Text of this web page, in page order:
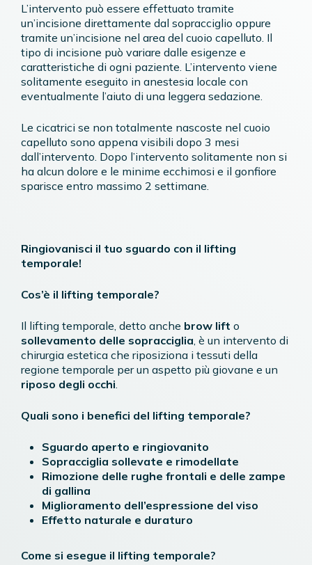
L’intervento può essere effettuato tramite
un’incisione direttamente dal sopracciglio oppure
tramite un’incisione nel area del cuoio capelluto. Il
tipo di incisione può variare dalle esigenze e
caratteristiche di ogni paziente. L’intervento viene
solitamente eseguito in anestesia locale con
eventualmente l’aiuto di una leggera sedazione.
Le cicatrici se non totalmente nascoste nel cuoio
capelluto sono appena visibili dopo 3 mesi
dall’intervento. Dopo l’intervento solitamente non si
ha alcun dolore e le minime ecchimosi e il gonfiore
sparisce entro massimo 2 settimane.
Ringiovanisci il tuo sguardo con il lifting
temporale!
Cos’è il lifting temporale?
Il lifting temporale, detto anche brow lift o
sollevamento delle sopracciglia , è un intervento di
chirurgia estetica che riposiziona i tessuti della
regione temporale per un aspetto più giovane e un
riposo degli occhi
Quali sono i benefici del lifting temporale?
Sguardo aperto e ringiovanito
Sopracciglia sollevate e rimodellate
Rimozione delle rughe frontali e delle zampe
di gallina
Miglioramento dell’espressione del viso
Effetto naturale e duraturo
Come si esegue il lifting temporale?